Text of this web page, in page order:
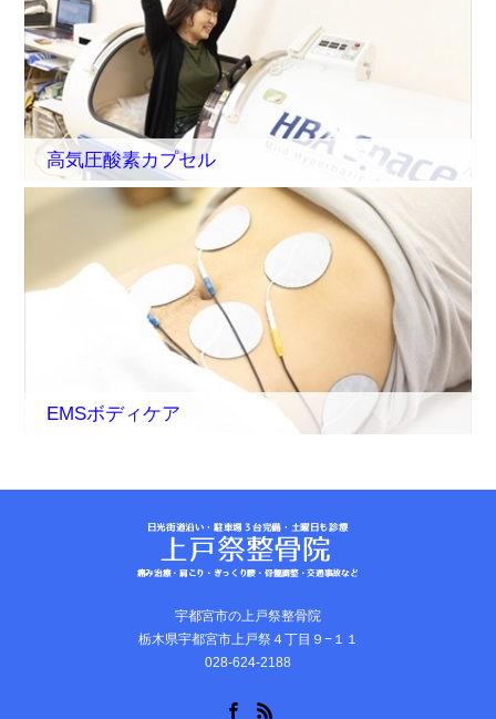
高気圧酸素カプセル
EMSボディケア
宇都宮市の上戸祭整骨院
栃木県宇都宮市上戸祭４丁目９−１１
028-624-2188